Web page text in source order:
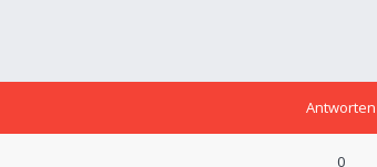
Antworten
0